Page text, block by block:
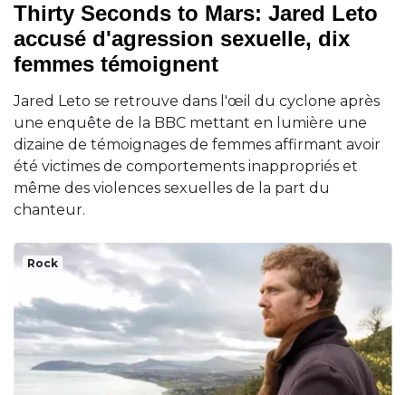
Thirty Seconds to Mars: Jared Leto
accusé d'agression sexuelle, dix
femmes témoignent
Jared Leto se retrouve dans l'œil du cyclone après
une enquête de la BBC mettant en lumière une
dizaine de témoignages de femmes affirmant avoir
été victimes de comportements inappropriés et
même des violences sexuelles de la part du
chanteur.
Rock